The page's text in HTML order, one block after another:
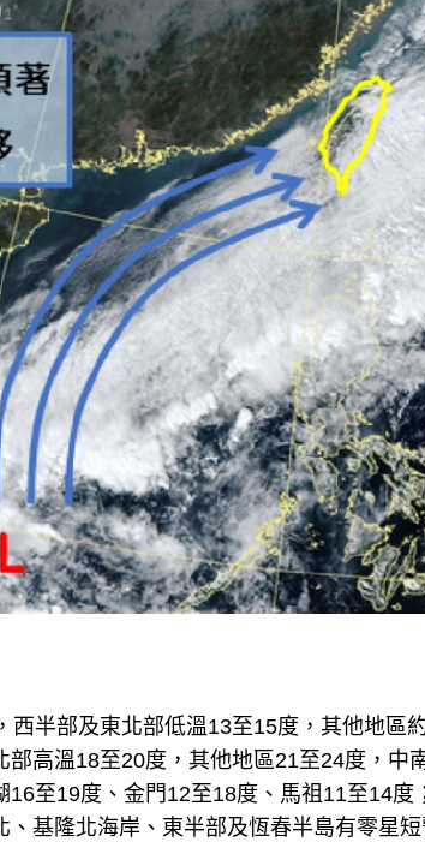
半部及東北部低溫13至15度，其他地區
高溫18至20度，其他地區21至24度，中
至19度、金門12至18度、馬祖11至14度
基隆北海岸、東半部及恆春半島有零星短